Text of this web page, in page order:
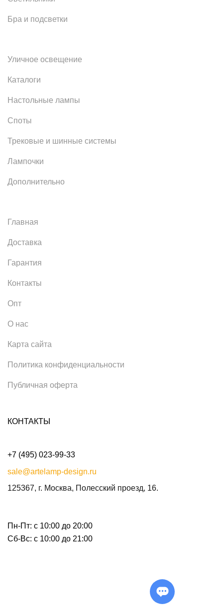
Бра и подсветки
Уличное освещение
Каталоги
Настольные лампы
Споты
Трековые и шинные системы
Лампочки
Дополнительно
Главная
Доставка
Гарантия
Контакты
Опт
О нас
Карта сайта
Политика конфиденциальности
Публичная оферта
КОНТАКТЫ
+7 (495) 023-99-33
sale@artelamp-design.ru
125367, г. Москва, Полесский проезд, 16.
Пн-Пт: с 10:00 до 20:00
Сб-Вс: с 10:00 до 21:00